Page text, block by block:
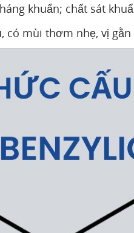
khuẩn; chất sát
có mùi thơm nhẹ, vị gằn